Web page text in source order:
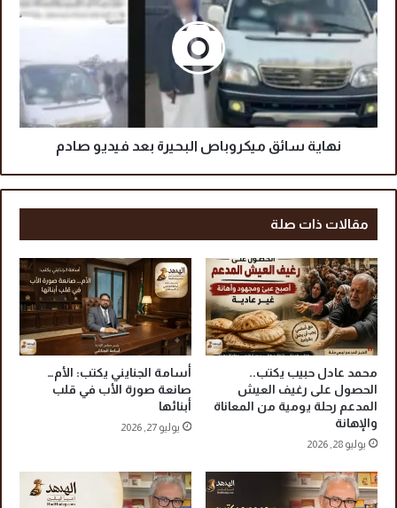
ن
.
ا
ل
ق
ب
م
ع
ت
د
ي
ع
ى
ح
ا
ر
أ
م
ا
ي
س
ا
ئ
ق
ب
ا
ص
ا
ل
ب
ح
ي
ر
ة
ب
ع
ف
ي
نهاية سائق ميكروباص البحيرة بعد فيديو صادم
مقالات ذات صلة
محمد عادل حبيب يكتب..
الحصول على رغيف العيش
المدعم رحلة يومية من المعاناة
والإهانة
يوليو 28, 2026
أسامة الجنايني يكتب: الأم…
صانعة صورة الأب في قلب
أبنائها
يوليو 27, 2026